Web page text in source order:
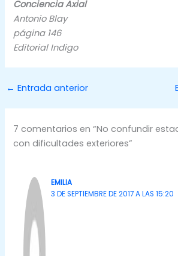
Conciencia Axial
Antonio Blay
página 146
Editorial Indigo
← Entrada anterior
7 comentarios en “No confundir
con dificultades exteriores”
EMILIA
3 DE SEPTIEMBRE DE 2017 A LAS 15:20